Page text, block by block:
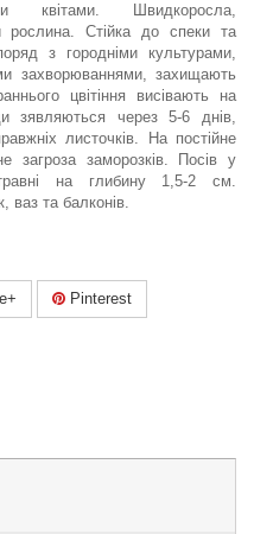
квітами. Швидкоросла,
рослина. Стійка до спеки та
з городніми культурами,
захворюваннями, захищають
цвітіння висівають на
зявляються через 5-6 днів,
листочків. На постійне
загроза заморозків. Посів у
на глибину 1,5-2 см.
ваз та балконів.
Pinterest